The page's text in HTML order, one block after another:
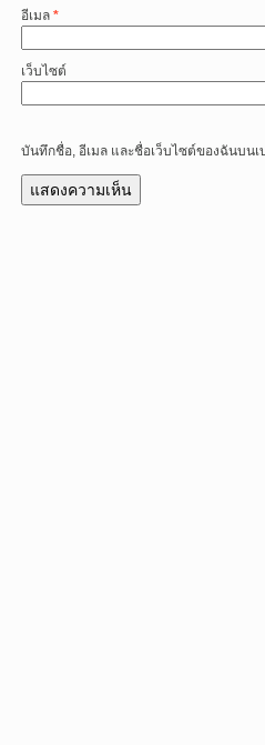
อีเมล *
เว็บไซต์
บันทึกชื่อ, อีเมล และชื่อเว็บไซต์ของฉันบน